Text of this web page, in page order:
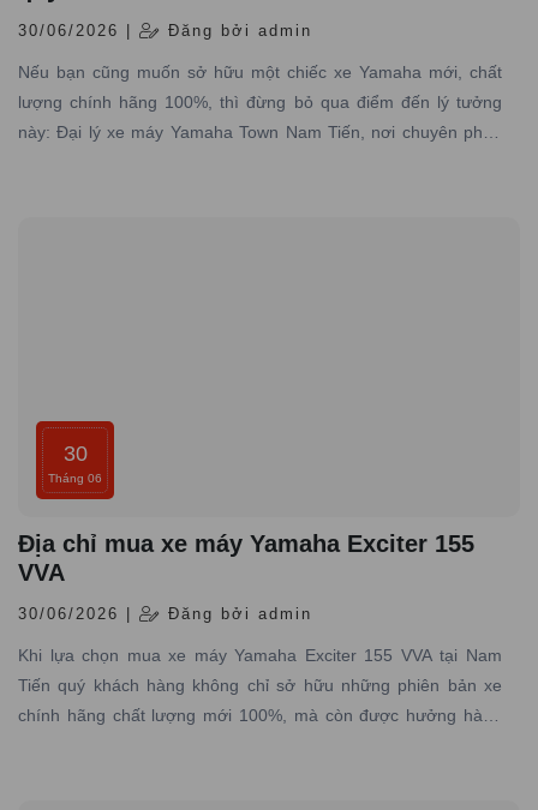
30/06/2026 | Đăng bởi admin
Nếu bạn cũng muốn sở hữu một chiếc xe Yamaha mới, chất
lượng chính hãng 100%, thì đừng bỏ qua điểm đến lý tưởng
này: Đại lý xe máy Yamaha Town Nam Tiến, nơi chuyên phân
30
Tháng 06
Địa chỉ mua xe máy Yamaha Exciter 155
VVA
30/06/2026 | Đăng bởi admin
Khi lựa chọn mua xe máy Yamaha Exciter 155 VVA tại Nam
Tiến quý khách hàng không chỉ sở hữu những phiên bản xe
chính hãng chất lượng mới 100%, mà còn được hưởng hàng